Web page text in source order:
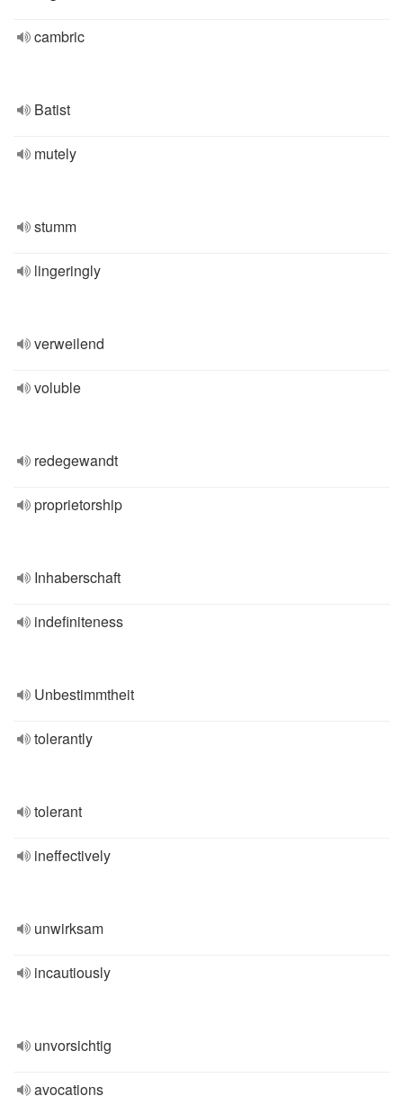
cambric
Batist
mutely
stumm
lingeringly
verweilend
voluble
redegewandt
proprietorship
Inhaberschaft
indefiniteness
Unbestimmtheit
tolerantly
tolerant
ineffectively
unwirksam
incautiously
unvorsichtig
avocations